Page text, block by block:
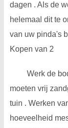
dagen . Als de
helemaal dit te
van uw pinda's
Kopen van 2
Werk de
moeten vrij
tuin . Werken
hoeveelheid